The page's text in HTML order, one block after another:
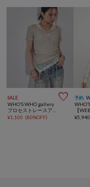
SALE 
WHO’S WHO gallery
¥1,100 (80%OFF)
予約
¥5,940